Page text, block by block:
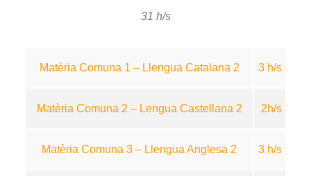
31 h/s
Matèria Comuna 1 – Llengua Catalana 2 3 h/s
Matèria Comuna 2 – Lengua Castellana 2 2h/s
Matèria Comuna 3 – Llengua Anglesa 2 3 h/s